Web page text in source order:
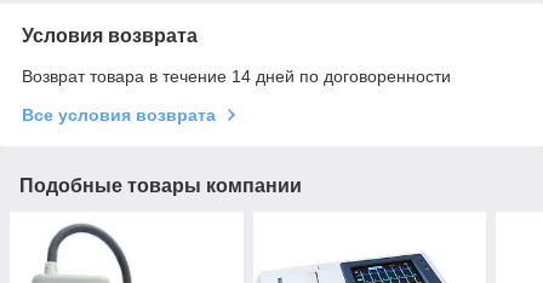
Условия возврата
Возврат товара в течение 14 дней по договоренности
Все условия возврата
Подобные товары компании